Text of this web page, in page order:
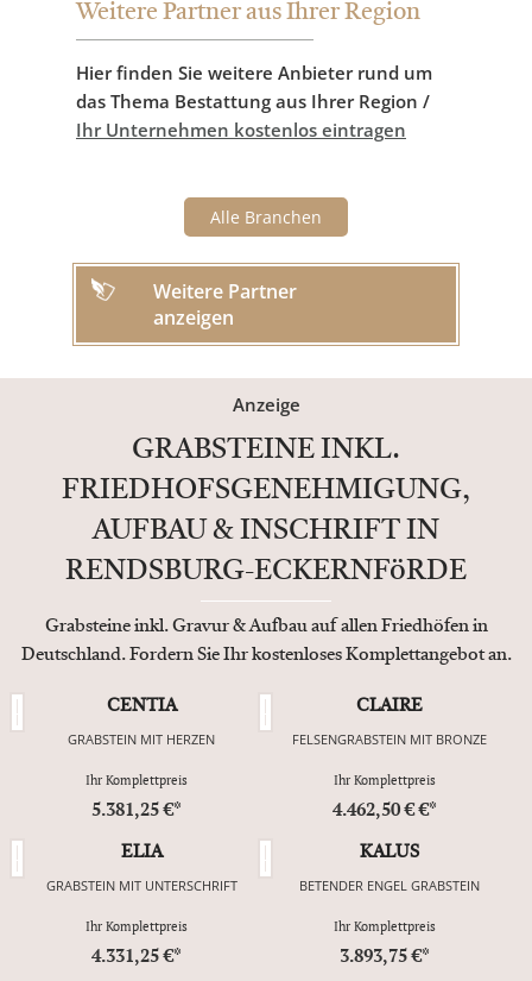
Weitere Partner aus Ihrer Region
Hier finden Sie weitere Anbieter rund um
das Thema Bestattung aus Ihrer Region /
Ihr Unternehmen kostenlos eintragen
Alle Branchen
Weitere Partner
anzeigen
Anzeige
GRABSTEINE INKL.
FRIEDHOFSGENEHMIGUNG,
AUFBAU & INSCHRIFT IN
RENDSBURG-ECKERNFöRDE
Grabsteine inkl. Gravur & Aufbau auf allen Friedhöfen in
Deutschland. Fordern Sie Ihr kostenloses Komplettangebot an.
CENTIA
GRABSTEIN MIT HERZEN
Ihr Komplettpreis
5.381,25 €*
CLAIRE
FELSENGRABSTEIN MIT BRONZE
Ihr Komplettpreis
4.462,50 € €*
ELIA
GRABSTEIN MIT UNTERSCHRIFT
Ihr Komplettpreis
4.331,25 €*
KALUS
BETENDER ENGEL GRABSTEIN
Ihr Komplettpreis
3.893,75 €*